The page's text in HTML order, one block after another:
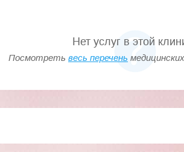
Нет услуг в этой
Посмотреть весь перечень